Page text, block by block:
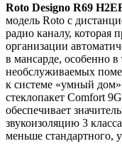
Roto Designo R69
модель Roto с
радио каналу, которая
организации
в мансарде, особенно
необслуживаемых
к системе «умный
стеклопакет Comfort
обеспечивает
звукоизоляцию 3
меньше стандартного,